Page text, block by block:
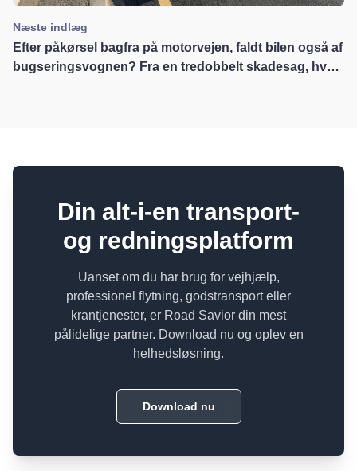
Næste indlæg
Efter påkørsel bagfra på motorvejen, faldt bilen også af
bugseringsvognen? Fra en tredobbelt skadesag, hvad
Din alt-i-en transport-
og redningsplatform
Uanset om du har brug for vejhjælp,
professionel flytning, godstransport eller
krantjenester, er Road Savior din mest
pålidelige partner. Download nu og oplev en
helhedsløsning.
Download nu